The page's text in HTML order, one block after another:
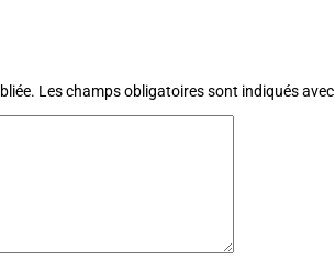
Les champs obligatoires sont indiqués avec